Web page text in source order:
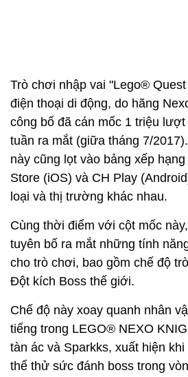
Trò chơi nhập vai "Lego®
điện thoại di động, do hãng
công bố đã cán mốc 1 triệu lượt
tuần ra mắt (giữa tháng 7/
này cũng lọt vào bảng xếp
Store (iOS) và CH Play
loại và thị trường khác nhau.
Cùng thời điểm với cột mốc
tuyên bố ra mắt những tính
cho trò chơi, bao gồm chế độ
Đột kích Boss thế giới.
Chế độ này xoay quanh nhân
tiếng trong LEGO® NEXO
tàn ác và Sparkks, xuất hiện
thể thử sức đánh boss trong